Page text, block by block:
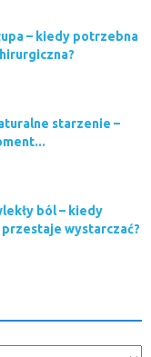
– kiedy potrzebna
starzenie –
ból – kiedy
wystarczać?